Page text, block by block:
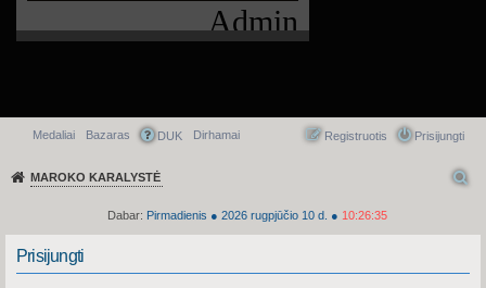
Admin
Greitasis meniu
Medaliai Bazaras DUK Dirhamai Prisijungti
Registruotis
MAROKO KARALYSTĖ
Dabar: Pirmadienis ● 2026 rugpjūčio 10 d. ● 10:26:35
Prisijungti